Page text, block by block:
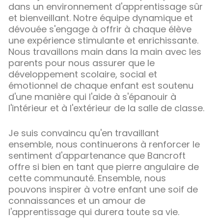
dans un environnement d'apprentissage sûr
et bienveillant. Notre équipe dynamique et
dévouée s'engage à offrir à chaque élève
une expérience stimulante et enrichissante.
Nous travaillons main dans la main avec les
parents pour nous assurer que le
développement scolaire, social et
émotionnel de chaque enfant est soutenu
d'une manière qui l'aide à s'épanouir à
l'intérieur et à l'extérieur de la salle de classe.
Je suis convaincu qu'en travaillant
ensemble, nous continuerons à renforcer le
sentiment d'appartenance que Bancroft
offre si bien en tant que pierre angulaire de
cette communauté. Ensemble, nous
pouvons inspirer à votre enfant une soif de
connaissances et un amour de
l'apprentissage qui durera toute sa vie.